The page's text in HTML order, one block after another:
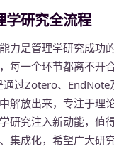
学研究全流程
力是管理学研究成功
每一个环节都离不开
通过Zotero、EndNote
解放出来，专注于理
研究注入新动能，值
集成化，希望广大研